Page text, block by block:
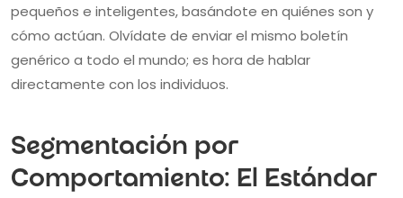
pequeños e inteligentes, basándote en quiénes son y
cómo actúan. Olvídate de enviar el mismo boletín
genérico a todo el mundo; es hora de hablar
directamente con los individuos.
Segmentación por
Comportamiento: El Estándar